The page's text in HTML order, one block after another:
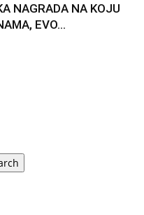
NAGRADA NA KOJU
EVO...